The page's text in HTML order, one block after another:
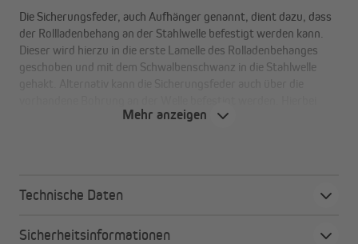
Die Sicherungsfeder, auch Aufhänger genannt, dient dazu, dass
der Rollladenbehang an der Stahlwelle befestigt werden kann.
Dieser wird hierzu in die erste Lamelle des Rolladenbehanges
geschoben und mit dem Schwalbenschwanz in die Stahlwelle
sollte beachtet werden, dass bei der gemeinsamen Verwendung
zu einer Profilhöhe von 40 mm geeignet) und MAXI-Ausführung
Mehr anzeigen
Technische Daten
Sicherheitsinformationen